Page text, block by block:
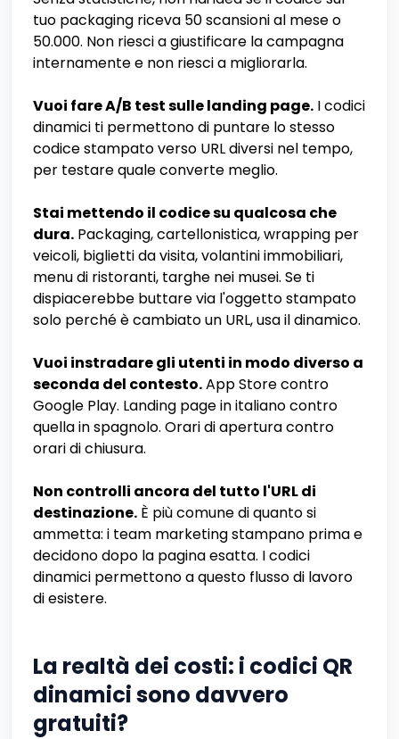
tuo packaging riceva 50 scansioni al mese o
50.000. Non riesci a giustificare la campagna
internamente e non riesci a migliorarla.
Vuoi fare A/B test sulle landing page. I codici
dinamici ti permettono di puntare lo stesso
codice stampato verso URL diversi nel tempo,
per testare quale converte meglio.
Stai mettendo il codice su qualcosa che
dura. Packaging, cartellonistica, wrapping per
veicoli, biglietti da visita, volantini immobiliari,
menu di ristoranti, targhe nei musei. Se ti
dispiacerebbe buttare via l'oggetto stampato
solo perché è cambiato un URL, usa il dinamico.
Vuoi instradare gli utenti in modo diverso a
seconda del contesto.App Store contro
Google Play. Landing page in italiano contro
quella in spagnolo. Orari di apertura contro
orari di chiusura.
Non controlli ancora del tutto l'URL di
destinazione. È più comune di quanto si
ammetta: i team marketing stampano prima e
decidono dopo la pagina esatta. I codici
dinamici permettono a questo flusso di lavoro
di esistere.
La realtà dei costi: i codici QR
dinamici sono davvero
gratuiti?